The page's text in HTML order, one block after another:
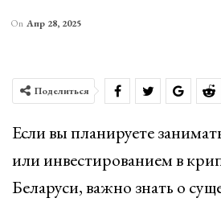
On Апр 28, 2025
Поделиться
Если вы планируете
или инвестированием в
Беларуси, важно знать о